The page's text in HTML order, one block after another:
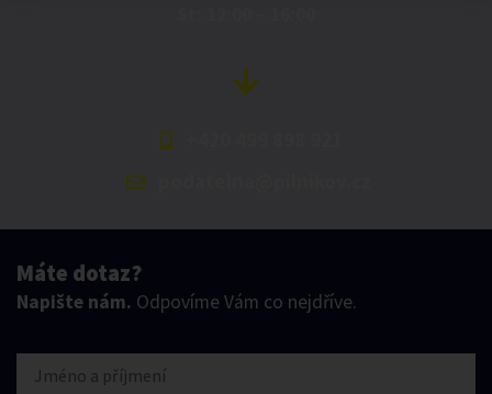
Máte dotaz?
Napište nám. Odpovíme Vám co nejdříve.